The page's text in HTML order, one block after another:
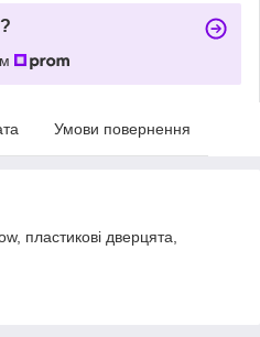
Умови повернення
пластикові дверцята,